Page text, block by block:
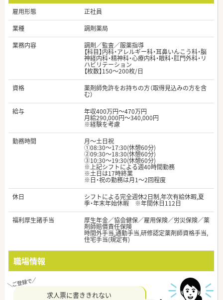
雇用形態
正社員
業種
調剤薬局
業務内容
調剤／監査／服薬指導
【科目】内科・アレルギー科・耳鼻いんこう科・脳
神経内科・精神科・心療内科・眼科・肛門外科・リ
ハビリテーション
【枚数】150～200枚/日
資格
薬剤師免許をお持ちの方（取得見込みの方を含
む）
給与
年収400万円～470万円
月給290,000円～340,000円
※経験を考慮
勤務時間
月～土日祝
①08:30〜17:30(休憩60分)
②09:30～18:30(休憩60分)
③10:30〜19:30(休憩60分)
※上記シフトによる週40時間勤務
※土日は17時終業
※日・祝の勤務は月1～2回程度
休日
シフトによる完全週休2日制,年次有給休暇,夏
季・年末年始休暇 ※年間休日112日
福利厚生諸手当
厚生年金／協会健保／雇用保険／労災保険／薬
剤師賠償責任保険
時間外手当,通勤手当,研修認定薬剤師資格手当,
住宅手当(規定有)
職場情報
求人票に書ききれない